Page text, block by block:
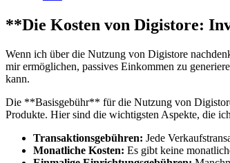
**Die Kosten von Digistore:
Wenn ich ⁣über​ die Nutzung von Digistore
mir ermöglichen, passives Einkommen ‍zu⁣
‍kann.
Die **Basisgebühr**⁤ für⁣ die Nutzung von
Produkte. Hier sind die​ wichtigsten ‍Aspekte, die
Transaktionsgebühren: ⁣Jede
Monatliche Kosten: Es⁤ gibt keine